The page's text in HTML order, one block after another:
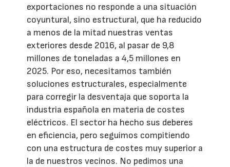
exportaciones no responde a una situación
coyuntural, sino estructural, que ha reducido
a menos de la mitad nuestras ventas
exteriores desde 2016, al pasar de 9,8
millones de toneladas a 4,5 millones en
2025. Por eso, necesitamos también
soluciones estructurales, especialmente
para corregir la desventaja que soporta la
industria española en materia de costes
eléctricos. El sector ha hecho sus deberes
en eficiencia, pero seguimos compitiendo
con una estructura de costes muy superior a
la de nuestros vecinos. No pedimos una